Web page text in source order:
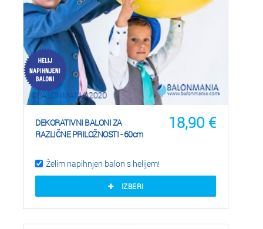
18,90 €
DEKORATIVNI BALONI ZA
RAZLIČNE PRILOŽNOSTI - 60cm
Želim napihnjen balon s helijem!
IZBERI